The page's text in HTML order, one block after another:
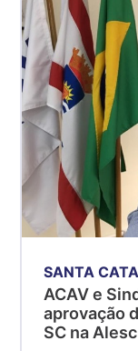
SANTA
ACAV e
aprovação
SC na Alesc